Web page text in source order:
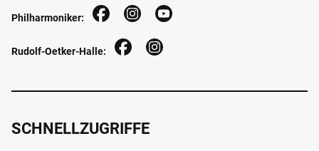
SCHNELLZUGRIFFE
Philharmoniker:
Rudolf-Oetker-Halle: